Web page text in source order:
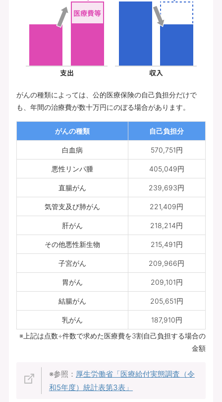
がんの種類によっては、公的医療保険の自己負担分だけで
も、年間の治療費が数十万円にのぼる場合があります。
がんの種類 自己負担分
白血病 570,751円
悪性リンパ腫 405,049円
直腸がん 239,693円
気管支及び肺がん 221,409円
肝がん 218,214円
その他悪性新生物 215,491円
子宮がん 209,966円
胃がん 209,101円
結腸がん 205,651円
乳がん
187,910円
※上記は点数÷件数で求めた医療費を3割自己負担する場合の
金額
※参照： 厚生労働省「医療給付実態調査（令
和5年度）統計表第3表」